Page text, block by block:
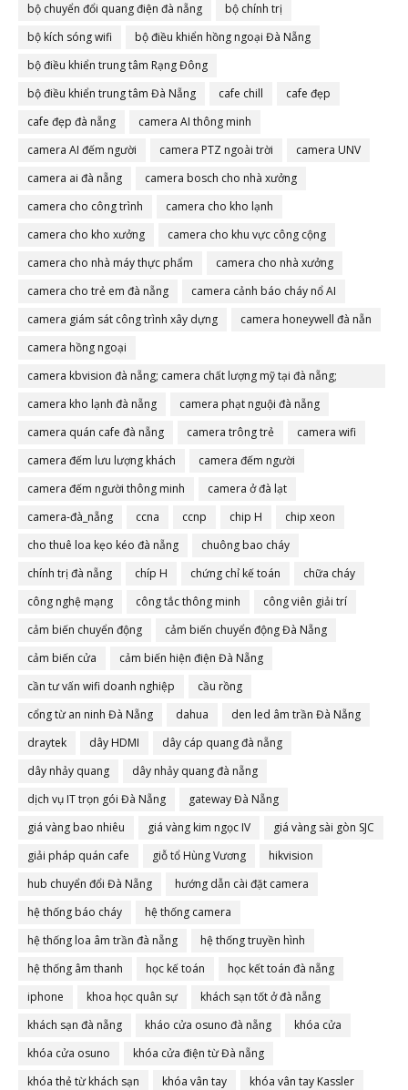
bộ chuyển đổi quang điện đà nẵng
bộ chính trị
bộ kích sóng wifi
bộ điều khiển hồng ngoại Đà Nẵng
bộ điều khiển trung tâm Rạng Đông
bộ điều khiển trung tâm Đà Nẵng
cafe chill
cafe đẹp
cafe đẹp đà nẵng
camera AI thông minh
camera AI đếm người
camera PTZ ngoài trời
camera UNV
camera ai đà nẵng
camera bosch cho nhà xưởng
camera cho công trình
camera cho kho lạnh
camera cho kho xưởng
camera cho khu vực công cộng
camera cho nhà máy thực phẩm
camera cho nhà xưởng
camera cho trẻ em đà nẵng
camera cảnh báo cháy nổ AI
camera giám sát công trình xây dựng
camera honeywell đà nẵn
camera hồng ngoại
camera kbvision đà nẵng; camera chất lượng mỹ tại đà nẵng;
camera đà nẵng
camera kho lạnh đà nẵng
camera phạt nguội đà nẵng
camera quán cafe đà nẵng
camera trông trẻ
camera wifi
camera đếm lưu lượng khách
camera đếm người
camera đếm người thông minh
camera ở đà lạt
camera-đà_nẵng
ccna ccnp chip H
chip xeon
cho thuê loa kẹo kéo đà nẵng
chuông bao cháy
chính trị đà nẵng
chíp H chứng chỉ kế toán
chữa cháy
công nghệ mạng
công tắc thông minh
công viên giải trí
cảm biến chuyển động
cảm biến chuyển động Đà Nẵng
cảm biến cửa
cảm biến hiện điện Đà Nẵng
cần tư vấn wifi doanh nghiệp
cầu rồng
cổng từ an ninh Đà Nẵng
dahua
den led âm trần Đà Nẵng
draytek
dây HDMI
dây cáp quang đà nẵng
dây nhảy quang
dây nhảy quang đà nẵng
dịch vụ IT trọn gói Đà Nẵng
gateway Đà Nẵng
giá vàng bao nhiêu
giá vàng kim ngọc IV
giá vàng sài gòn SJC
giải pháp quán cafe
giỗ tổ Hùng Vương
hikvision
hub chuyển đổi Đà Nẵng
hướng dẫn cài đặt camera
hệ thống báo cháy
hệ thống camera
hệ thống loa âm trần đà nẵng
hệ thống truyền hình
hệ thống âm thanh
học kế toán
học kết toán đà nẵng
iphone
khoa học quân sự
khách sạn tốt ở đà nẵng
khách sạn đà nẵng
kháo cửa osuno đà nẵng
khóa cửa
khóa cửa osuno
khóa cửa điện từ Đà nẵng
khóa thẻ từ khách sạn
khóa vân tay khóa vân tay Kassler